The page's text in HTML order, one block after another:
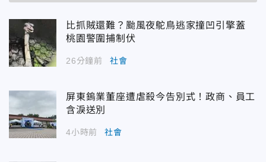
比抓賊還難？颱風夜鴕鳥逃家撞凹引擎蓋
桃園警圍捕制伏
26分鐘前 社會
屏東鎢業董座遭虐殺今告別式！政商、員工
含淚送別
4小時前 社會